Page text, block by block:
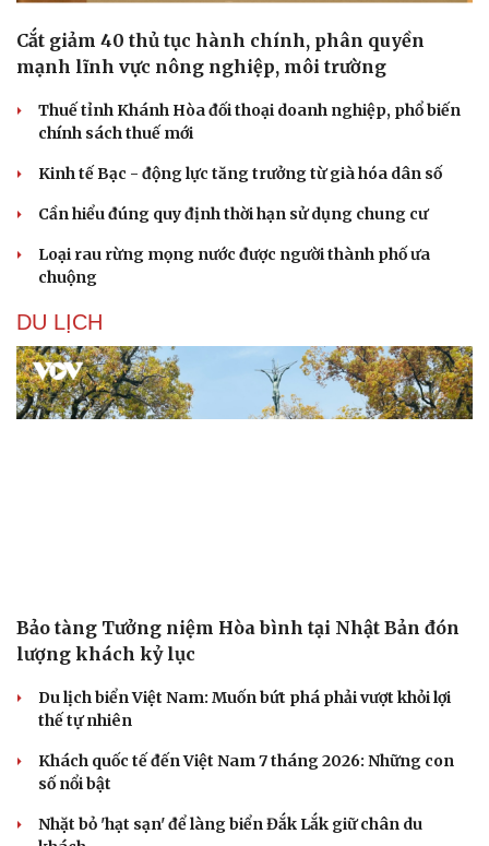
Cắt giảm 40 thủ tục hành chính, phân quyền
mạnh lĩnh vực nông nghiệp, môi trường
Thuế tỉnh Khánh Hòa đối thoại doanh nghiệp, phổ biến
chính sách thuế mới
Kinh tế Bạc - động lực tăng trưởng từ già hóa dân số
Cần hiểu đúng quy định thời hạn sử dụng chung cư
Loại rau rừng mọng nước được người thành phố ưa
chuộng
DU LỊCH
Bảo tàng Tưởng niệm Hòa bình tại Nhật Bản đón
lượng khách kỷ lục
Du lịch biển Việt Nam: Muốn bứt phá phải vượt khỏi lợi
thế tự nhiên
Khách quốc tế đến Việt Nam 7 tháng 2026: Những con
số nổi bật
Nhặt bỏ 'hạt sạn' để làng biển Đắk Lắk giữ chân du